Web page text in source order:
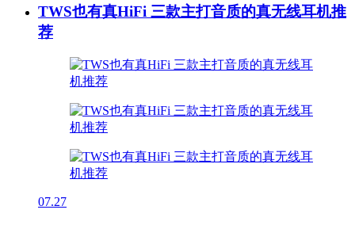
TWS也有真HiFi 三款主打音质的真无线耳机推
荐
07.27